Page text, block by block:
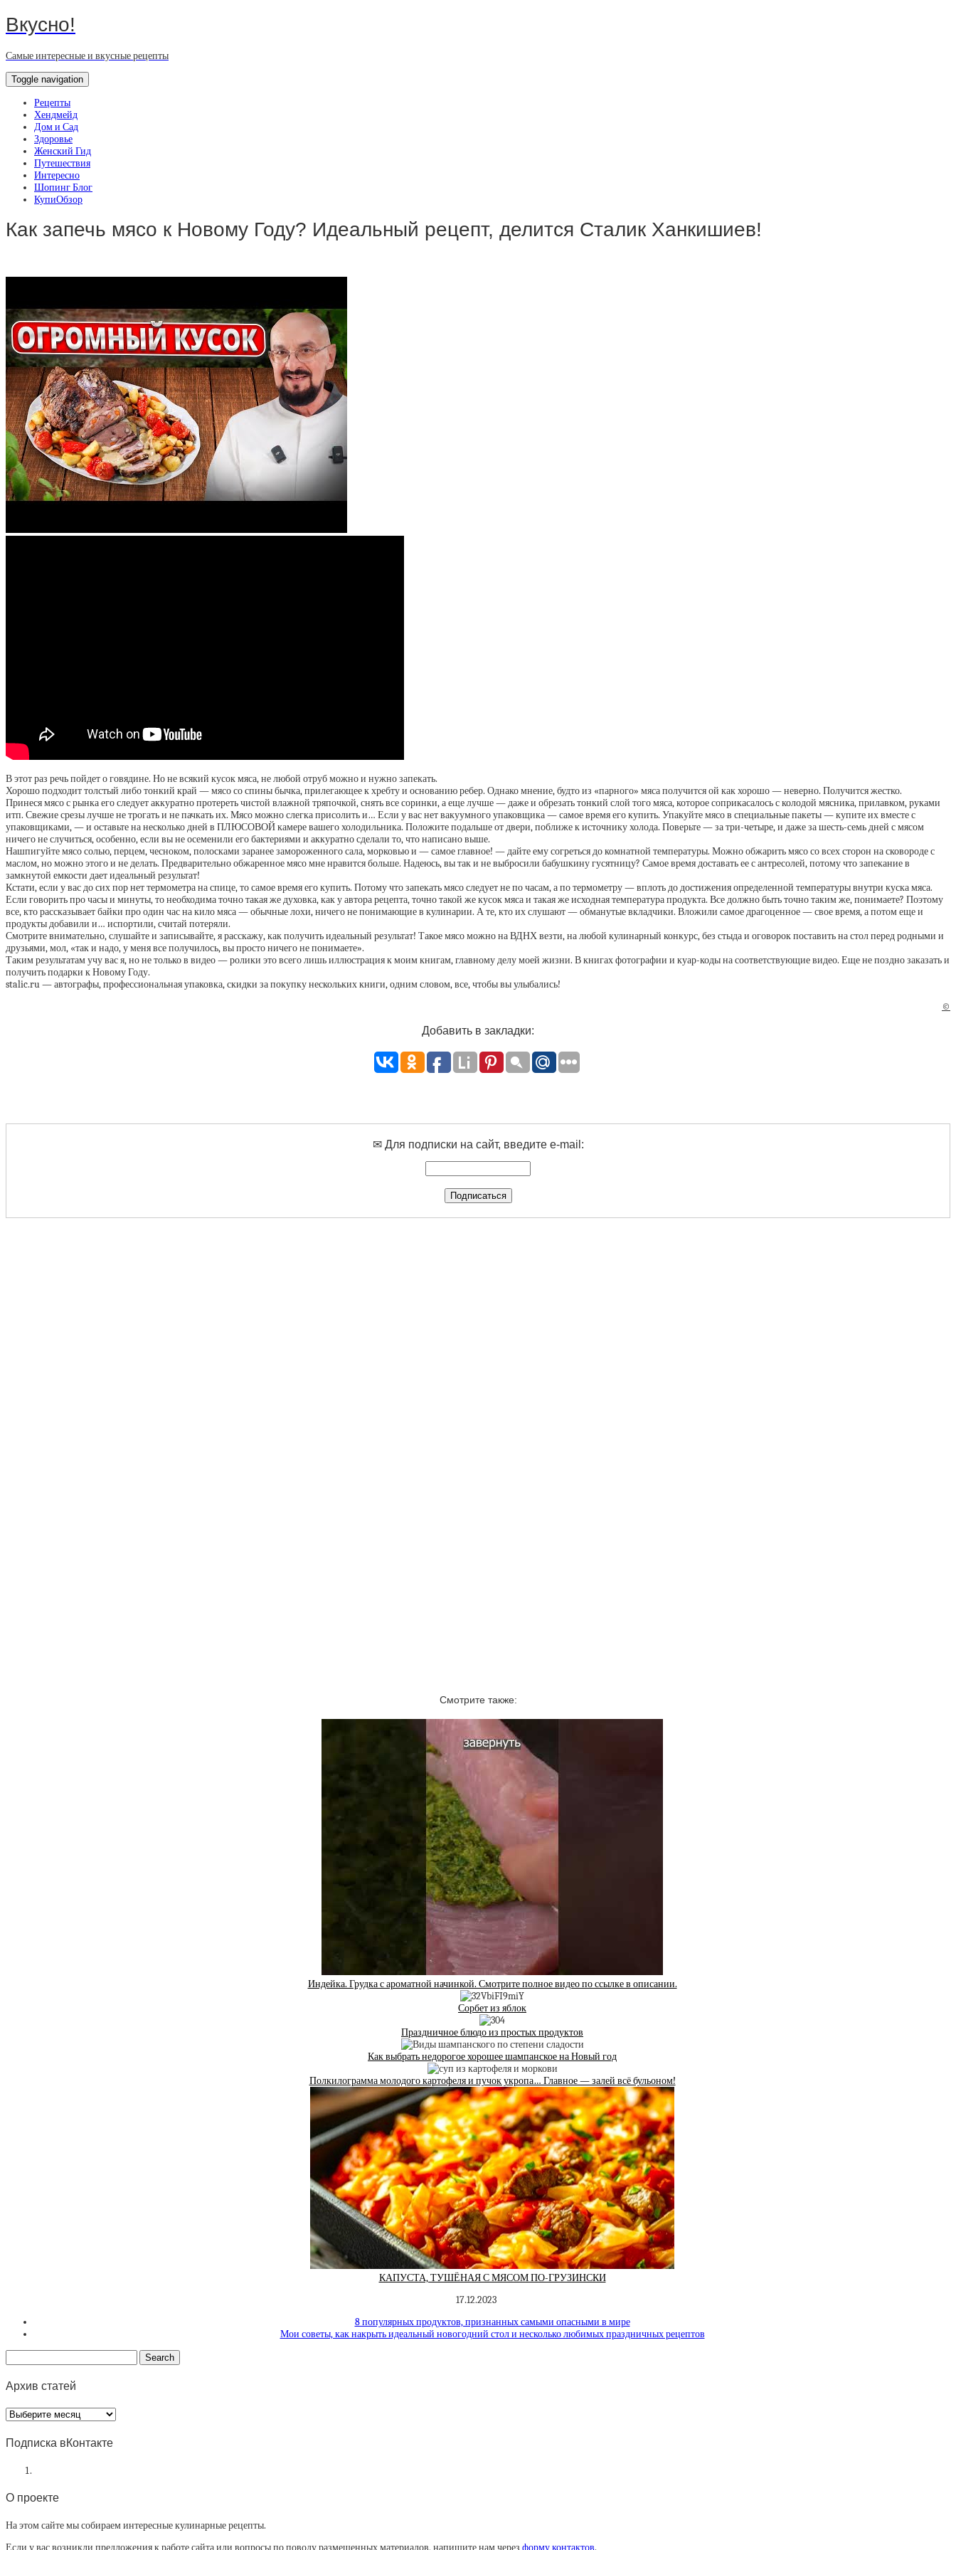
Вкусно!
Самые интересные и вкусные рецепты
Toggle navigation
Рецепты
Хендмейд
Дом и Сад
Здоровье
Женский Гид
Путешествия
Интересно
Шопинг Блог
КупиОбзор
Как запечь мясо к Новому Году? Идеальный рецепт, делится Сталик Ханкишиев!
В этот раз речь пойдет о говядине. Но не всякий кусок мяса, не любой отруб можно и нужно запекать.
Хорошо подходит толстый либо тонкий край — мясо со спины бычка, прилегающее к хребту и основанию ребер. Однако мнение, будто из «парного» мяса получится ой как хорошо — неверно. Получится жестко.
Принеся мясо с рынка его следует аккуратно протереть чистой влажной тряпочкой, снять все соринки, а еще лучше — даже и обрезать тонкий слой того мяса, которое соприкасалось с колодой мясника, прилавком, руками
итп. Свежие срезы лучше не трогать и не пачкать их. Мясо можно слегка присолить и… Если у вас нет вакуумного упаковщика — самое время его купить. Упакуйте мясо в специальные пакеты — купите их вместе с
упаковщиками, — и оставьте на несколько дней в ПЛЮСОВОЙ камере вашего холодильника. Положите подальше от двери, поближе к источнику холода. Поверьте — за три-четыре, и даже за шесть-семь дней с мясом
ничего не случиться, особенно, если вы не осеменили его бактериями и аккуратно сделали то, что написано выше.
Нашпигуйте мясо солью, перцем, чесноком, полосками заранее замороженного сала, морковью и — самое главное! — дайте ему согреться до комнатной температуры. Можно обжарить мясо со всех сторон на сковороде с
маслом, но можно этого и не делать. Предварительно обжаренное мясо мне нравится больше. Надеюсь, вы так и не выбросили бабушкину гусятницу? Самое время доставать ее с антресолей, потому что запекание в
замкнутой емкости дает идеальный результат!
Кстати, если у вас до сих пор нет термометра на спице, то самое время его купить. Потому что запекать мясо следует не по часам, а по термометру — вплоть до достижения определенной температуры внутри куска мяса.
Если говорить про часы и минуты, то необходима точно такая же духовка, как у автора рецепта, точно такой же кусок мяса и такая же исходная температура продукта. Все должно быть точно таким же, понимаете? Поэтому
все, кто рассказывает байки про один час на кило мяса — обычные лохи, ничего не понимающие в кулинарии. А те, кто их слушают — обманутые вкладчики. Вложили самое драгоценное — свое время, а потом еще и
продукты добавили и… испортили, считай потеряли.
Смотрите внимательно, слушайте и записывайте, я расскажу, как получить идеальный результат! Такое мясо можно на ВДНХ везти, на любой кулинарный конкурс, без стыда и оговорок поставить на стол перед родными и
друзьями, мол, «так и надо, у меня все получилось, вы просто ничего не понимаете».
Таким результатам учу вас я, но не только в видео — ролики это всего лишь иллюстрация к моим книгам, главному делу моей жизни. В книгах фотографии и куар-коды на соответствующие видео. Еще не поздно заказать и
получить подарки к Новому Году.
stalic.ru — автографы, профессиональная упаковка, скидки за покупку нескольких книги, одним словом, все, чтобы вы улыбались!
©
Добавить в закладки:
✉ Для подписки на сайт, введите e-mail:
Смотрите также:
Индейка. Грудка с ароматной начинкой. Смотрите полное видео по ссылке в описании.
Сорбет из яблок
Праздничное блюдо из простых продуктов
Как выбрать недорогое хорошее шампанское на Новый год
Полкилограмма молодого картофеля и пучок укропа… Главное — залей всё бульоном!
КАПУСТА, ТУШЁНАЯ С МЯСОМ ПО-ГРУЗИНСКИ
17.12.2023
8 популярных продуктов, признанных самыми опасными в мире
Мои советы, как накрыть идеальный новогодний стол и несколько любимых праздничных рецептов
Архив статей
Архив
статей
Подписка вКонтакте
О проекте
На этом сайте мы собираем интересные кулинарные рецепты.